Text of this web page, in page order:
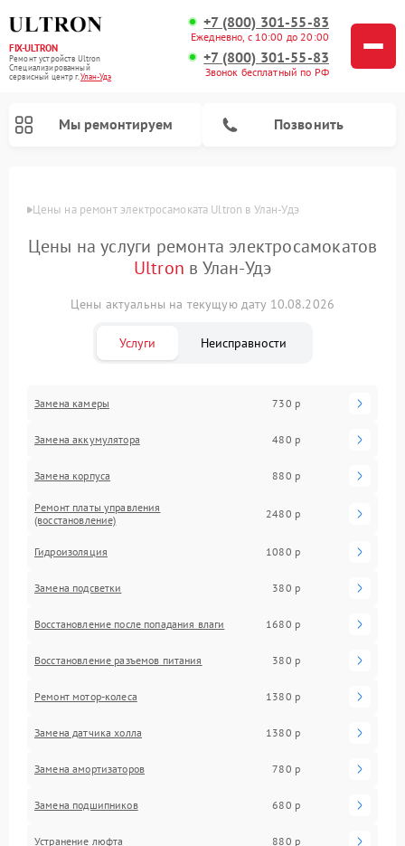
FIX-ULTRON
Ремонт устройств Ultron
Специализированный
cервисный центр г.Улан-Удэ
+7 (800) 301-55-83
Ежедневно, с 10:00 до 20:00
+7 (800) 301-55-83
Звонок бесплатный по РФ
Мы ремонтируем Позвонить
Цены на ремонт электросамоката Ultron в Улан-Удэ
Цены на услуги ремонта электросамокатов
Ultron в Улан-Удэ
Цены актуальны на текущую дату 10.08.2026
Услуги Неисправности
Замена камеры 730 р
Замена аккумулятора 480 р
Замена корпуса 880 р
Ремонт платы управления
(восстановление)
2480 р
Гидроизоляция 1080 р
Замена подсветки 380 р
Восстановление после попадания влаги 1680 р
Восстановление разъемов питания 380 р
Ремонт мотор-колеса 1380 р
Замена датчика холла 1380 р
Замена амортизаторов 780 р
Замена подшипников 680 р
Устранение люфта 880 р